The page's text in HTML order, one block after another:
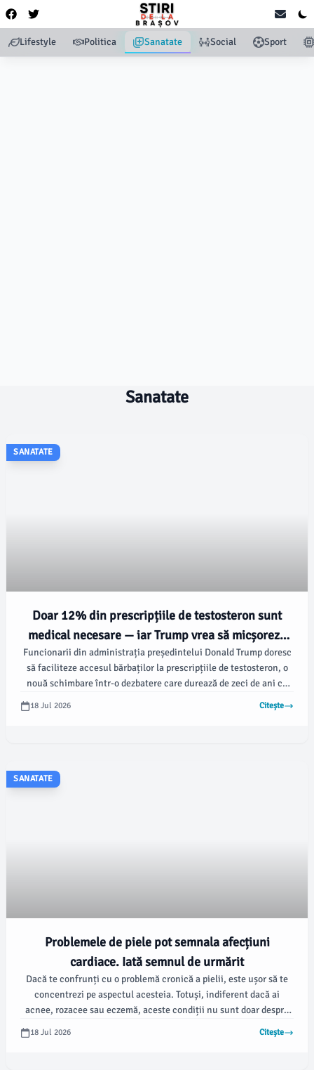
Lifestyle Politica Sanatate Social Sport
Sanatate
SANATATE
Doar 12% din prescripțiile de testosteron sunt
medical necesare — iar Trump vrea să micșoreze
acest raport
Funcionarii din administrația președintelui Donald Trump doresc
să faciliteze accesul bărbaților la prescripțiile de testosteron, o
nouă schimbare într-o dezbatere care durează de zeci de ani cu
afectează libidoul, starea de spirit și alți factori de sănătate.
18 Jul 2026 Citește
SANATATE
Problemele de piele pot semnala afecțiuni
cardiace. Iată semnul de urmărit
Dacă te confrunți cu o problemă cronică a pielii, este ușor să te
concentrezi pe aspectul acesteia. Totuși, indiferent dacă ai
acnee, rozacee sau eczemă, aceste condiții nu sunt doar despre
18 Jul 2026 Citește